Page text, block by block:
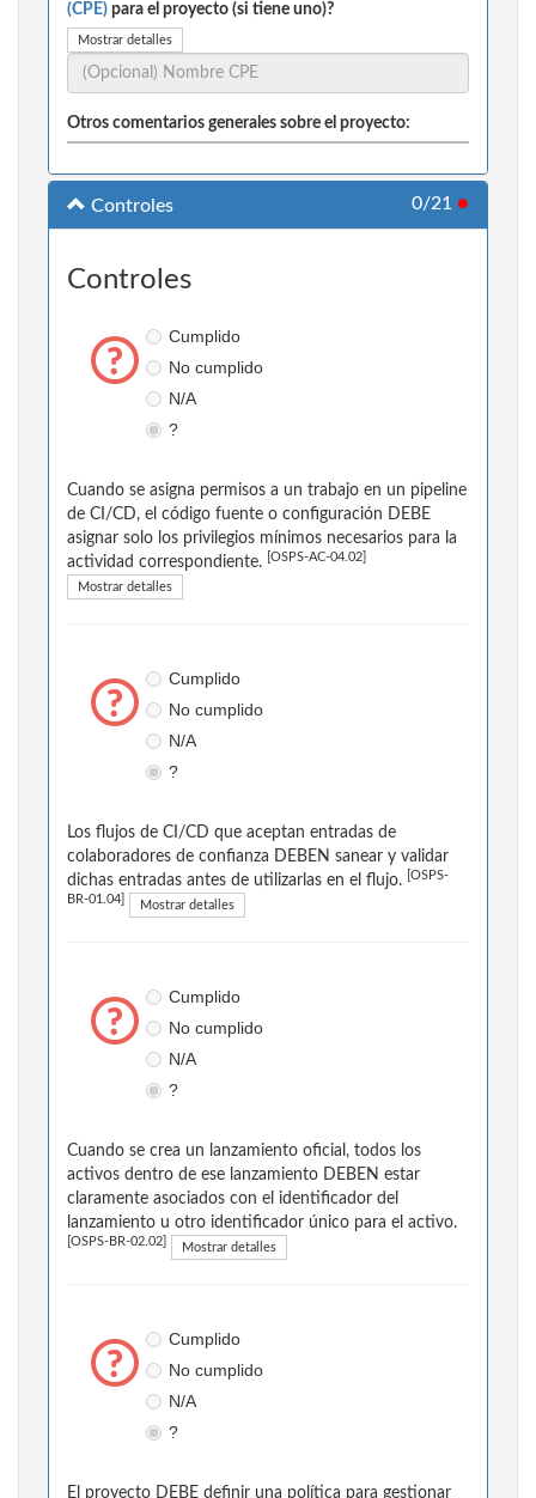
(CPE) para el proyecto (si tiene uno)?
Mostrar detalles
Otros comentarios generales sobre el proyecto:
Controles 0/21 ●
Controles
Cumplido
No cumplido
N/A
?
Cuando se asigna permisos a un trabajo en un pipeline
de CI/CD, el código fuente o configuración DEBE
asignar solo los privilegios mínimos necesarios para la
actividad correspondiente.
[OSPS-AC-04.02]
Mostrar detalles
Cumplido
No cumplido
N/A
?
Los flujos de CI/CD que aceptan entradas de
colaboradores de confianza DEBEN sanear y validar
dichas entradas antes de utilizarlas en el flujo.
[OSPS-
BR-01.04] Mostrar detalles
Cumplido
No cumplido
N/A
?
Cuando se crea un lanzamiento oficial, todos los
activos dentro de ese lanzamiento DEBEN estar
claramente asociados con el identificador del
lanzamiento u otro identificador único para el activo.
[OSPS-BR-02.02] Mostrar detalles
Cumplido
No cumplido
N/A
?
El proyecto DEBE definir una política para gestionar